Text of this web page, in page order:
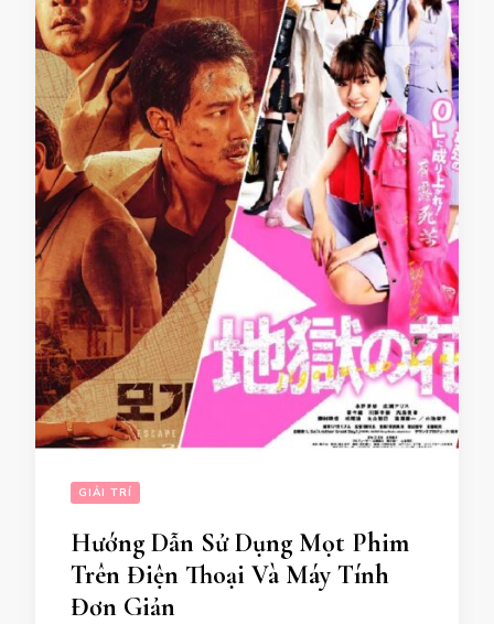
GIẢI TRÍ
Hướng Dẫn Sử Dụng Mọt Phim
Trên Điện Thoại Và Máy Tính
Đơn Giản